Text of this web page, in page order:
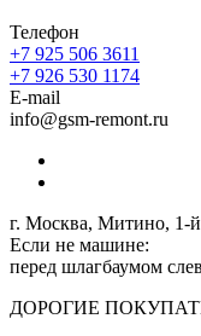
Телефон
+7 925 506 3611
+7 926 530 1174
E-mail
info@gsm-remont.ru
г. Москва, Митино, 1-
Если не машине:
перед шлагбаумом
ДОРОГИЕ